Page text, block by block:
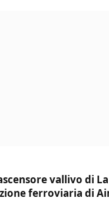
vallivo di
ferroviaria di